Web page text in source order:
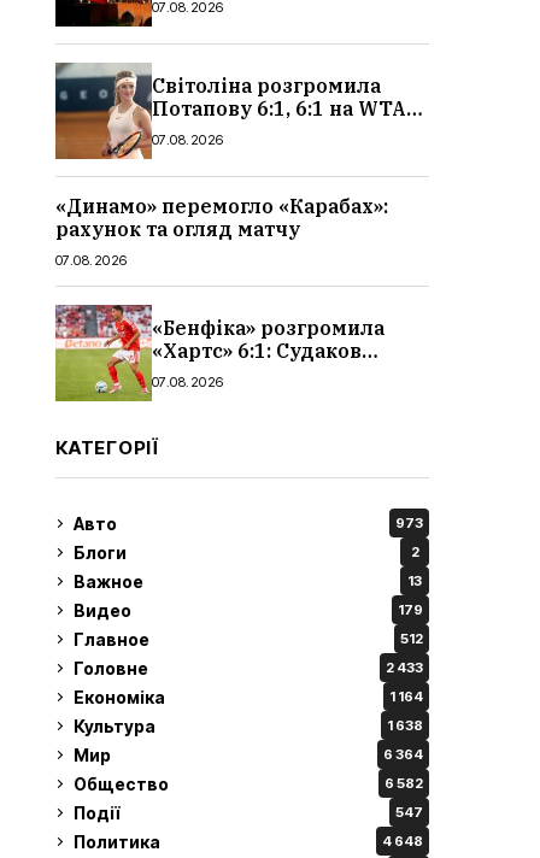
07.08.2026
Світоліна розгромила
Потапову 6:1, 6:1 на WTA
1000 у Торонто
07.08.2026
«Динамо» перемогло «Карабах»:
рахунок та огляд матчу
07.08.2026
«Бенфіка» розгромила
«Хартс» 6:1: Судаков
відзначився асистом,
07.08.2026
КАТЕГОРІЇ
Авто 973
Блоги 2
Важное 13
Видео 179
Главное 512
Головне 2 433
Економіка 1 164
Культура 1 638
Мир 6 364
Общество 6 582
Події 547
Политика 4 648